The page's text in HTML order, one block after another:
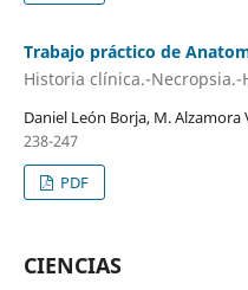
Trabajo práctico de
Historia clínica.-
Daniel León Borja, M. Alzamora
238-247
PDF
CIENCIAS